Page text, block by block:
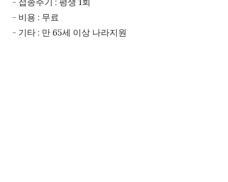
- 비용 : 무료
- 기타 : 만 65세 이상 나라지원